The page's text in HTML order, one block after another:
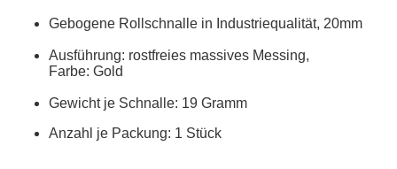
Gebogene Rollschnalle in Industriequalität, 20mm
Ausführung: rostfreies massives Messing,
Farbe: Gold
Gewicht je Schnalle: 19 Gramm
Anzahl je Packung: 1 Stück